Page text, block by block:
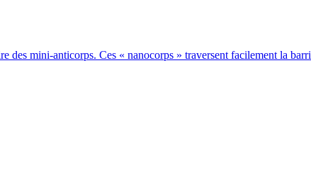
des mini-anticorps. Ces « nanocorps » traversent facilement la